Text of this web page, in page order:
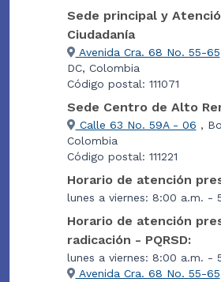
Sede principal y
Ciudadanía
Avenida Cra. 68 No. 55-65
DC, Colombia
Código postal: 111071
Sede Centro de Alto
Calle 63 No. 59A - 06 ,
Colombia
Código postal: 111221
Horario de atención
lunes a viernes: 8:00 a.m. -
Horario de atención
radicación - PQRSD:
lunes a viernes: 8:00 a.m. -
Avenida Cra. 68 No. 55-65